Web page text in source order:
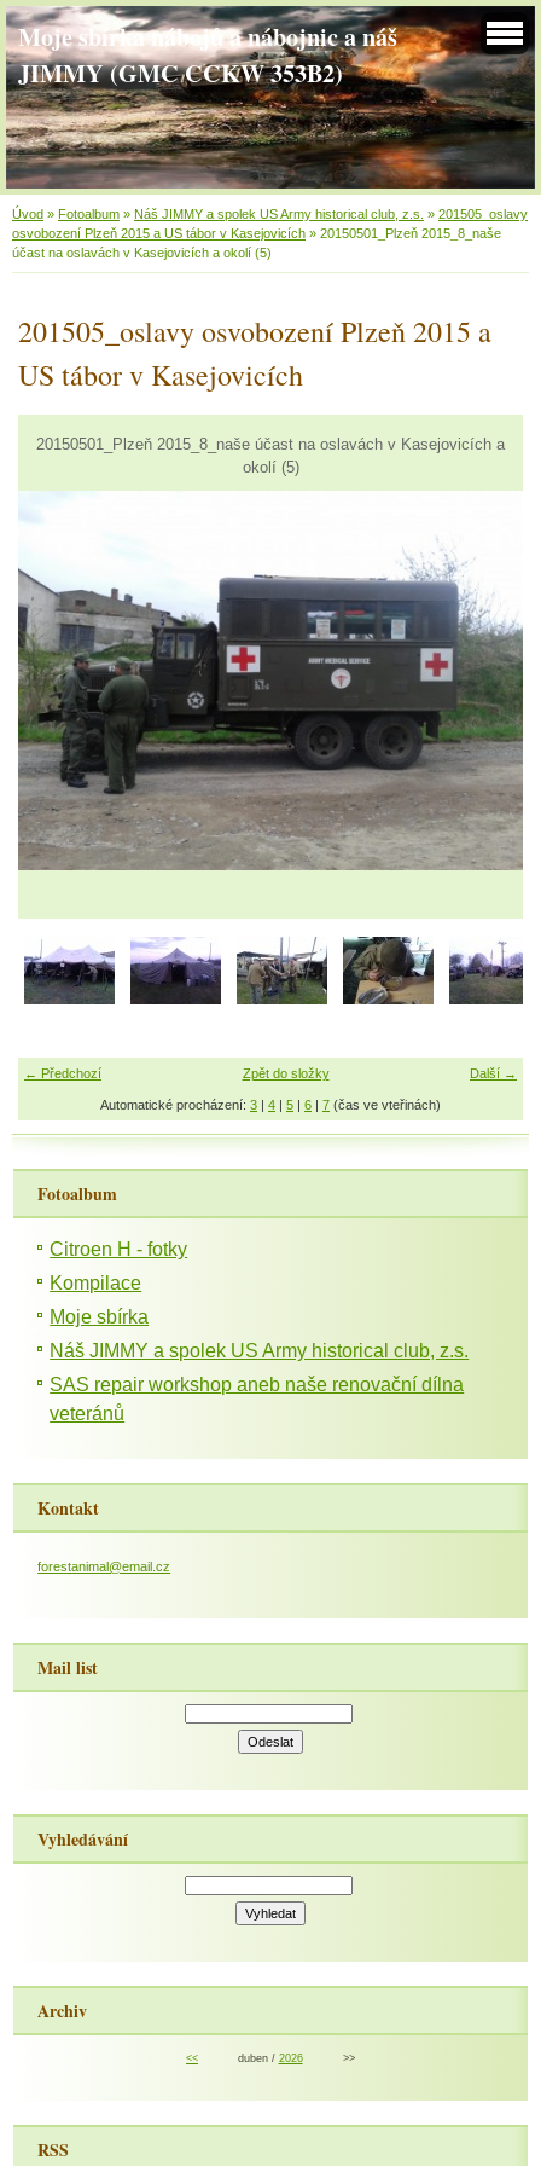
Moje sbírka nábojů a nábojnic a náš
JIMMY (GMC CCKW 353B2)
Úvod » Fotoalbum » Náš JIMMY a spolek US Army historical club, z.s. » 201505_oslavy
osvobození Plzeň 2015 a US tábor v Kasejovicích » 20150501_Plzeň 2015_8_naše
účast na oslavách v Kasejovicích a okolí (5)
201505_oslavy osvobození Plzeň 2015 a
US tábor v Kasejovicích
20150501_Plzeň 2015_8_naše účast na oslavách v Kasejovicích a
okolí (5)
← Předchozí Další →
Zpět do složky
Automatické procházení: 3 | 4 | 5 | 6 | 7 (čas ve vteřinách)
Fotoalbum
Citroen H - fotky
Kompilace
Moje sbírka
Náš JIMMY a spolek US Army historical club, z.s.
SAS repair workshop aneb naše renovační dílna
veteránů
Kontakt
forestanimal@email.cz
Mail list
Vyhledávání
Archiv
<< duben / 2026 >>
RSS